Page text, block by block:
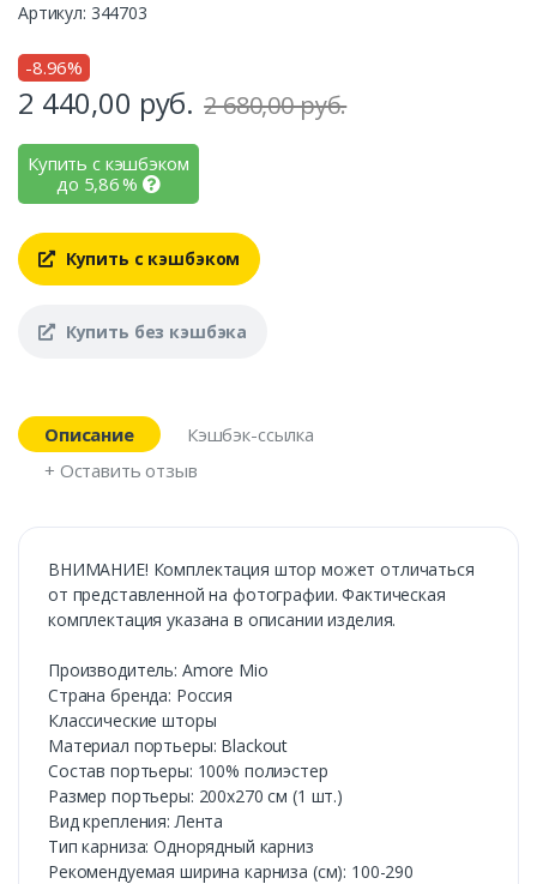
Артикул: 344703
-8.96%
2 440,00 руб. 2 680,00 руб.
Купить с кэшбэком
до 5,86%
Купить с кэшбэком
Купить без кэшбэка
Описание
Кэшбэк-ссылка
+ Оставить отзыв
ВНИМАНИЕ! Комплектация штор может отличаться
от представленной на фотографии. Фактическая
комплектация указана в описании изделия.
Производитель: Amore Mio
Страна бренда: Россия
Классические шторы
Материал портьеры: Blackout
Состав портьеры: 100% полиэстер
Размер портьеры: 200х270 см (1 шт.)
Вид крепления: Лента
Тип карниза: Однорядный карниз
Рекомендуемая ширина карниза (см): 100-290